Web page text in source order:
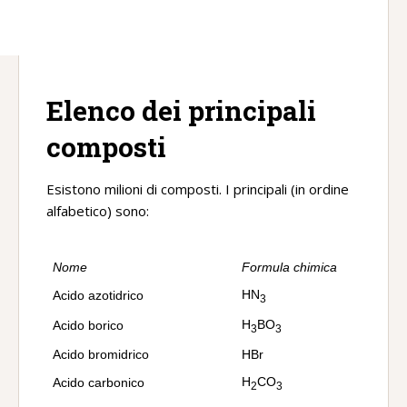
Elenco dei principali
composti
Esistono milioni di composti. I principali (in ordine
alfabetico) sono:
Nome
Formula chimica
Acido azotidrico
HN3
Acido borico H3BO3
Acido bromidrico
HBr
Acido carbonico
H2CO3